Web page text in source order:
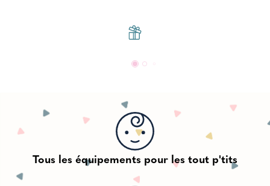
Tous les équipements pour les tout p'tits